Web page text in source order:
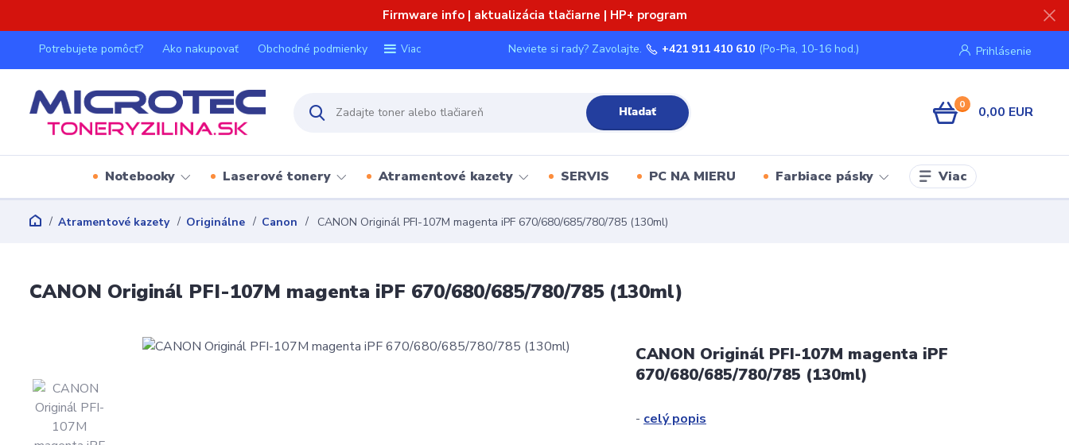
Firmware info | aktualizácia tlačiarne | HP+ program
Potrebujete pomôcť? Ako nakupovať Obchodné podmienky Viac Prihlásenie
Hľadať
Neviete si rady? Zavolajte. +421 911 410 610 (Po-Pia, 10-16 hod.)
0 0,00 EUR
Notebooky Laserové tonery Atramentové kazety SERVIS PC NA MIERU Farbiace pásky Viac
Atramentové kazety Originálne Canon CANON Originál PFI-107M magenta iPF 670/680/685/780/785 (130ml)
CANON Originál PFI-107M magenta iPF 670/680/685/780/785 (130ml)
CANON Originál PFI-107M magenta iPF
670/680/685/780/785 (130ml)
- celý popis